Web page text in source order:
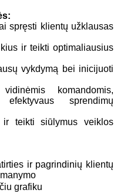
spręsti klientų užklausas
ir teikti optimaliausius
vykdymą bei inicijuoti
komandomis,
sprendimų
ir teikti siūlymus veiklos
ir pagrindinių klientų
grafiku